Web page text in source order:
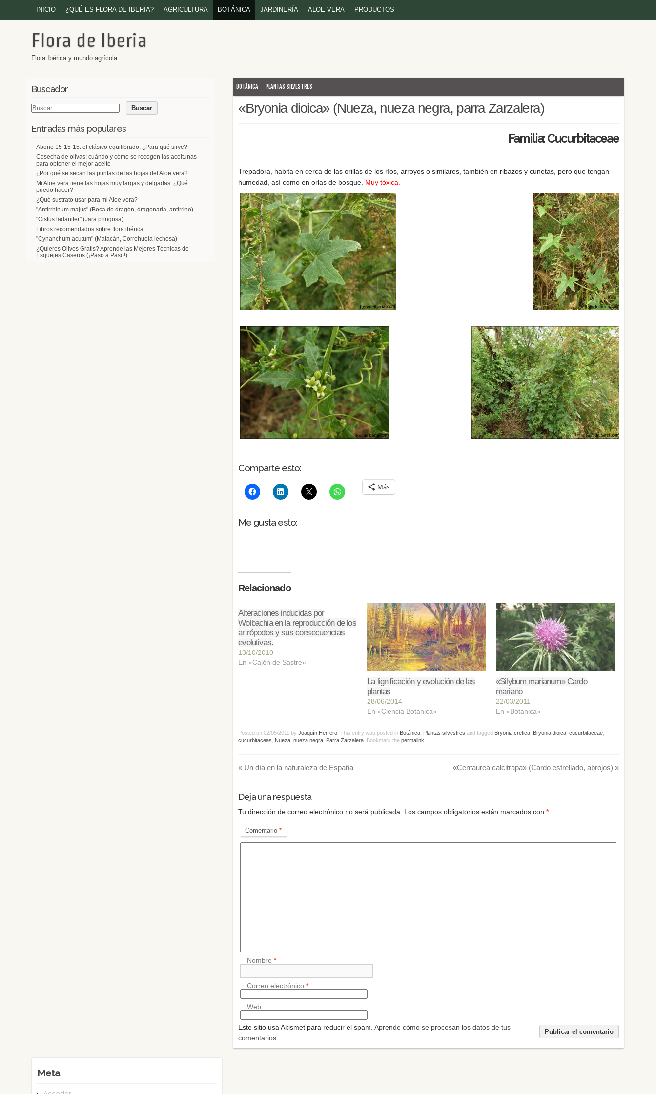
INICIO ¿QUÉ ES FLORA DE IBERIA? AGRICULTURA BOTÁNICA JARDINERÍA ALOE VERA PRODUCTOS
Flora de Iberia
Flora Ibérica y mundo agrícola
BOTÁNICA PLANTAS SILVESTRES
«Bryonia dioica» (Nueza, nueza negra, parra Zarzalera)
Familia: Cucurbitaceae
Trepadora, habita en cerca de las orillas de los ríos, arroyos o similares, también en ribazos y cunetas, pero que tengan
humedad, así como en orlas de bosque. Muy tóxica.
Comparte esto:
Más
Me gusta esto:
Relacionado
Alteraciones inducidas por
Wolbachia en la reproducción de los
artrópodos y sus consecuencias
evolutivas.
13/10/2010
En «Cajón de Sastre»
La lignificación y evolución de las
plantas
28/06/2014
En «Ciencia Botánica»
«Silybum marianum» Cardo
mariano
22/03/2011
En «Botánica»
Posted on 02/05/2011 by Joaquín Herrero . This entry was posted in Botánica Plantas silvestres and tagged Bryonia cretica Bryonia dioica ,cucurbitaceae
cucurbitaceas
Nueza ,nueza negra Parra Zarzalera . Bookmark thepermalink
« Un día en la naturaleza de España «Centaurea calcitrapa» (Cardo estrellado, abrojos) »
Deja una respuesta
Tu dirección de correo electrónico no será publicada. Los campos obligatorios están marcados con*
Comentario*
Nombre*
Correo electrónico*
Web
Este sitio usa Akismet para reducir el spam.Aprende cómo se procesan los datos de tus
comentarios.
Buscador
Entradas más populares
Abono 15-15-15: el clásico equilibrado. ¿Para qué sirve?
Cosecha de olivas: cuándo y cómo se recogen las aceitunas
para obtener el mejor aceite
¿Por qué se secan las puntas de las hojas del Aloe vera?
Mi Aloe vera tiene las hojas muy largas y delgadas. ¿Qué
puedo hacer?
¿Qué sustrato usar para mi Aloe vera?
"Antirrhinum majus" (Boca de dragón, dragonaria, antirrino)
"Cistus ladanifer" (Jara pringosa)
Libros recomendados sobre flora ibérica
"Cynanchum acutum" (Matacán, Correhuela lechosa)
¿Quieres Olivos Gratis? Aprende las Mejores Técnicas de
Esquejes Caseros (¡Paso a Paso!)
Meta